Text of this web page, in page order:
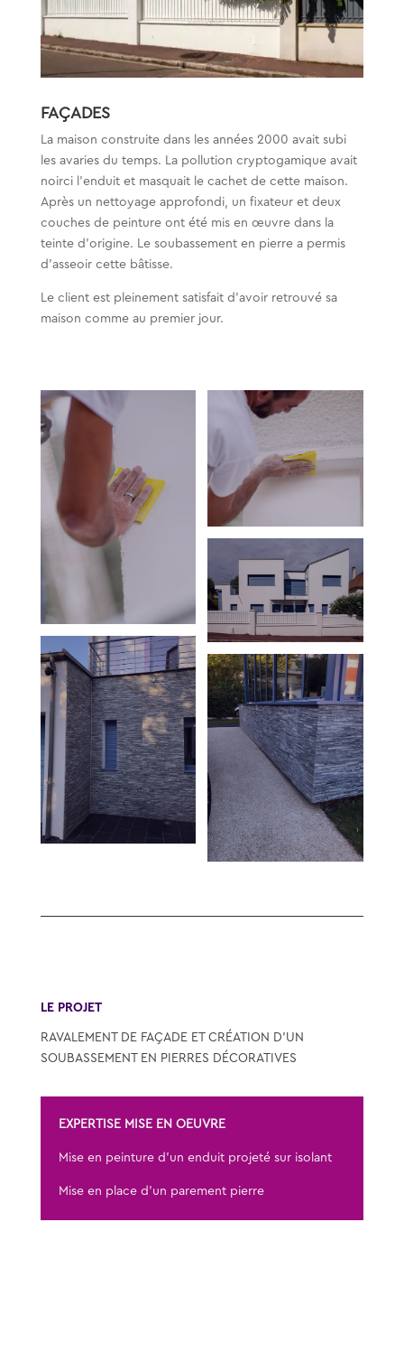
FAÇADES
La maison construite dans les années 2000 avait subi
les avaries du temps. La pollution cryptogamique avait
noirci l’enduit et masquait le cachet de cette maison.
Après un nettoyage approfondi, un fixateur et deux
couches de peinture ont été mis en œuvre dans la
teinte d’origine. Le soubassement en pierre a permis
d’asseoir cette bâtisse.
Le client est pleinement satisfait d’avoir retrouvé sa
maison comme au premier jour.
LE PROJET
RAVALEMENT DE FAÇADE ET CRÉATION D’UN
SOUBASSEMENT EN PIERRES DÉCORATIVES
EXPERTISE MISE EN OEUVRE
Mise en peinture d’un enduit projeté sur isolant
Mise en place d’un parement pierre